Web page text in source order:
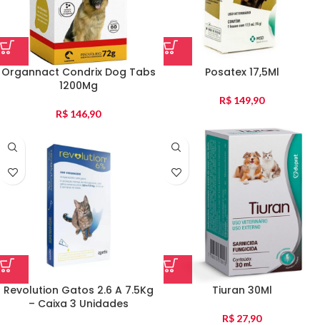
Organnact Condrix Dog Tabs
1200Mg
R$ 146,90
Posatex 17,5Ml
R$ 149,90
Revolution Gatos 2.6 A 7.5Kg
– Caixa 3 Unidades
Tiuran 30Ml
R$ 27,90